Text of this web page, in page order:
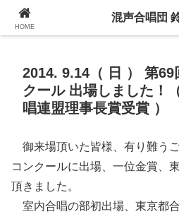
混声合唱団 鈴優会 公式
2014. 9.14（ 日 ） 第69
クール 出場しました！
唱連盟理事長賞受賞 ）
御来場頂いた皆様、有り難う
コンクールに出場、一位金賞、
頂きました。
室内合唱の部初出場、東京都
HOME
混声合唱団